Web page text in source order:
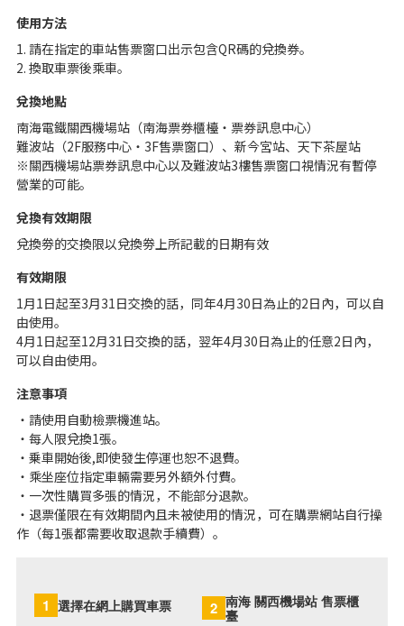
使用方法
1. 請在指定的車站售票窗口出示包含QR碼的兌換券。
2. 換取車票後乘車。
兌換地點
南海電鐵關西機場站（南海票券櫃檯・票券訊息中心）
難波站（2F服務中心・3F售票窗口）、新今宮站、天下茶屋站
※關西機場站票券訊息中心以及難波站3樓售票窗口視情況有暫停
營業的可能。
兌換有效期限
兌換劵的交換限以兌換劵上所記載的日期有效
有效期限
1月1日起至3月31日交換的話，同年4月30日為止的2日內，可以自
由使用。
4月1日起至12月31日交換的話，翌年4月30日為止的任意2日內，
可以自由使用。
注意事項
・請使用自動檢票機進站。
・每人限兌換1張。
・乗車開始後,即使發生停運也恕不退費。
・乘坐座位指定車輛需要另外額外付費。
・一次性購買多張的情況，不能部分退款。
・退票僅限在有效期間內且未被使用的情況，可在購票網站自行操
作（每1張都需要收取退款手續費）。
1 選擇在網上購買車票 2 南海 關西機場站 售票櫃
臺